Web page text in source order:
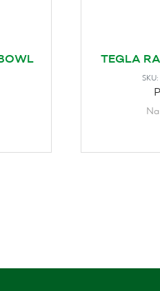
TEGLA